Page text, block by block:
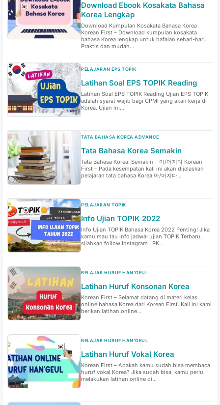
Download Ebook Kosakata Bahasa
Korea Lengkap
Download Kumpulan Kosakata Bahasa Korea
Korean First – Download kumpulan kosakata
bahasa Korea lengkap untuk hafalan sehari-hari.
Praktis dan mudah...
PELAJARAN EPS TOPIK
Latihan Soal EPS TOPIK Reading
Latihan Soal EPS TOPIK Reading Ujian EPS TOPIK
adalah syarat wajib bagi CPMI yang akan kerja di
Korea. Ujian ini...
TATA BAHASA KOREA ADVANCE
Tata Bahasa Korea Semakin
Tata Bahasa Korea: Semakin – 아/어지다 Korean
First – Pada kesempatan kali ini akan dijelaskan
pelajaran tata bahasa Korea 아/어지다...
PELAJARAN TOPIK
Info Ujian TOPIK 2022
Info Ujian TOPIK Bahasa Korea 2022 Penting! Jika
kamu mau tau info jadwal ujian TOPIK Terbaru,
silahkan follow Instagram LPK...
BELAJAR HURUF HAN'GEUL
Latihan Huruf Konsonan Korea
Korean First – Selamat datang di materi kelas
online bahasa Korea dari Korean First. Kali ini kami
berikan latihan online...
BELAJAR HURUF HAN'GEUL
Latihan Huruf Vokal Korea
Korean First – Apakah kamu sudah bisa membaca
huruf vokal Korea? Jika sudah bisa, kamu perlu
melakukan latihan online di...